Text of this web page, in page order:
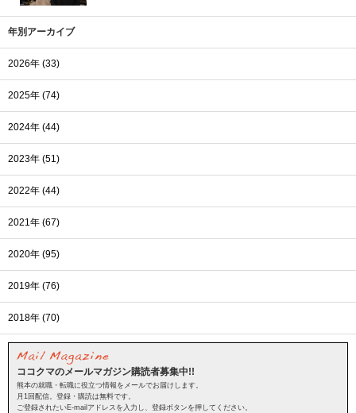
年別アーカイブ
2026年 (33)
2025年 (74)
2024年 (44)
2023年 (51)
2022年 (44)
2021年 (67)
2020年 (95)
2019年 (76)
2018年 (70)
ココクマのメールマガジン購読者募集中!!
熊本の就職・転職に役立つ情報をメールでお届けします。
月1回配信。登録・購読は無料です。
ご登録されたいE-mailアドレスを入力し、登録ボタンを押してください。